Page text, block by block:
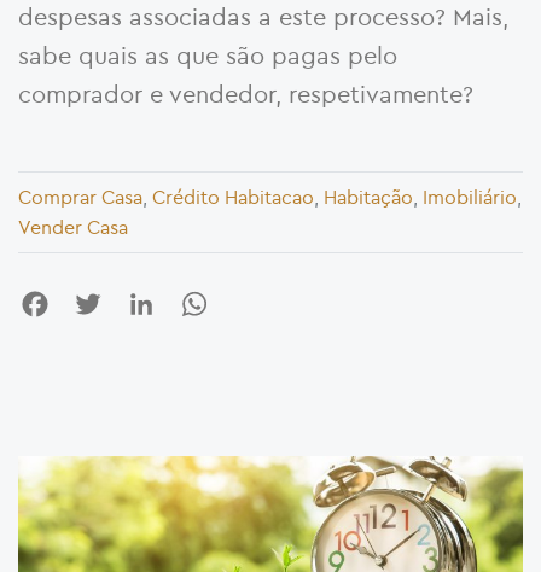
despesas associadas a este processo? Mais,
sabe quais as que são pagas pelo
comprador e vendedor, respetivamente?
Comprar Casa, Crédito Habitacao, Habitação, Imobiliário,
Vender Casa
FacebookTwitter LinkedIn